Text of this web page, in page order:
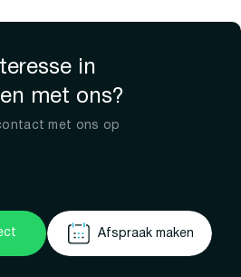
in
met ons?
met ons op
Afspraak maken